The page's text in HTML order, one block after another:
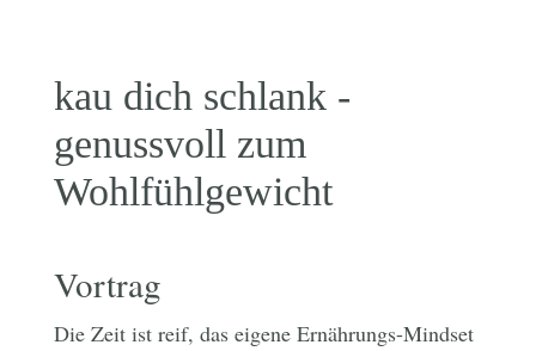
kau dich schlank -
genussvoll zum
Wohlfühlgewicht
Vortrag
Die Zeit ist reif, das eigene Ernährungs-Mindset